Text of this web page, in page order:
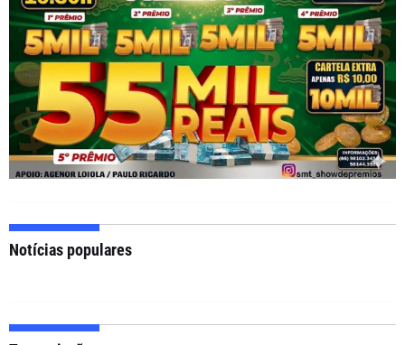
Notícias populares